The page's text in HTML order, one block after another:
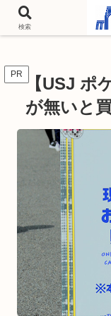
チケットやシーズンイベ
バ
PR 【USJ ポ
が無いと
検索